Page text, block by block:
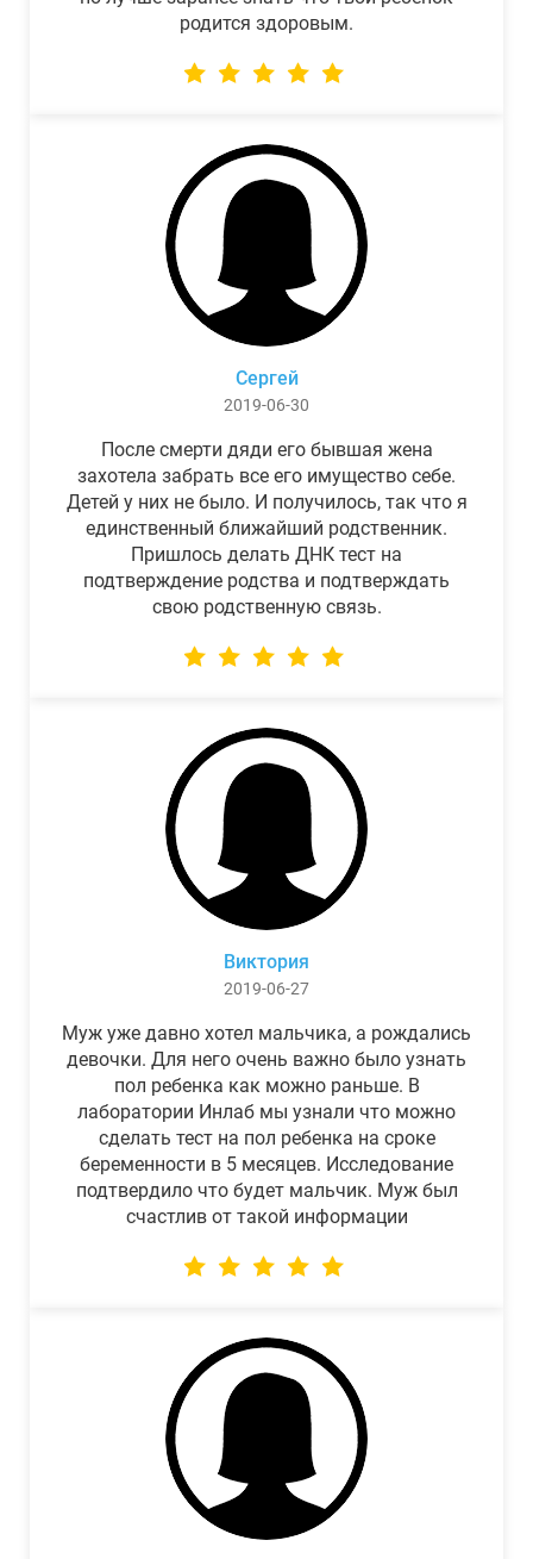
родится здоровым.
Сергей
2019-06-30
После смерти дяди его бывшая жена
захотела забрать все его имущество себе.
Детей у них не было. И получилось, так что я
единственный ближайший родственник.
Пришлось делать ДНК тест на
подтверждение родства и подтверждать
свою родственную связь.
Виктория
2019-06-27
Муж уже давно хотел мальчика, а рождались
девочки. Для него очень важно было узнать
пол ребенка как можно раньше. В
лаборатории Инлаб мы узнали что можно
сделать тест на пол ребенка на сроке
беременности в 5 месяцев. Исследование
подтвердило что будет мальчик. Муж был
счастлив от такой информации